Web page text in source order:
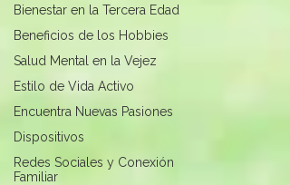
Bienestar en la Tercera Edad
Beneficios de los Hobbies
Salud Mental en la Vejez
Estilo de Vida Activo
Encuentra Nuevas Pasiones
Dispositivos
Redes Sociales y Conexión
Familiar